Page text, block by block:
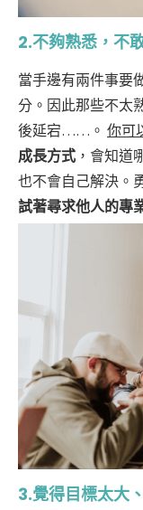
2.不夠熟悉，不
當手邊有兩件事要
分。因此那些不太
後延宕……。 你可
成長方式 ，會知道
也不會自己解決。
試著尋求他人的專
3.覺得目標太大